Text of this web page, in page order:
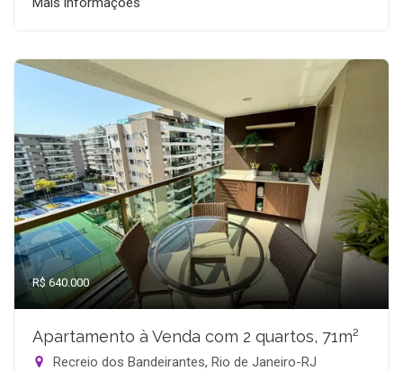
R$ 640.000
Apartamento à Venda com 2 quartos, 71m²
Recreio dos Bandeirantes, Rio de Janeiro-RJ